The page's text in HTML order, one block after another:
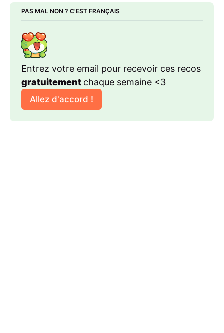
PAS MAL NON ? C'EST FRANÇAIS
Entrez votre email pour recevoir ces recos
gratuitement chaque semaine <3
Allez d'accord !